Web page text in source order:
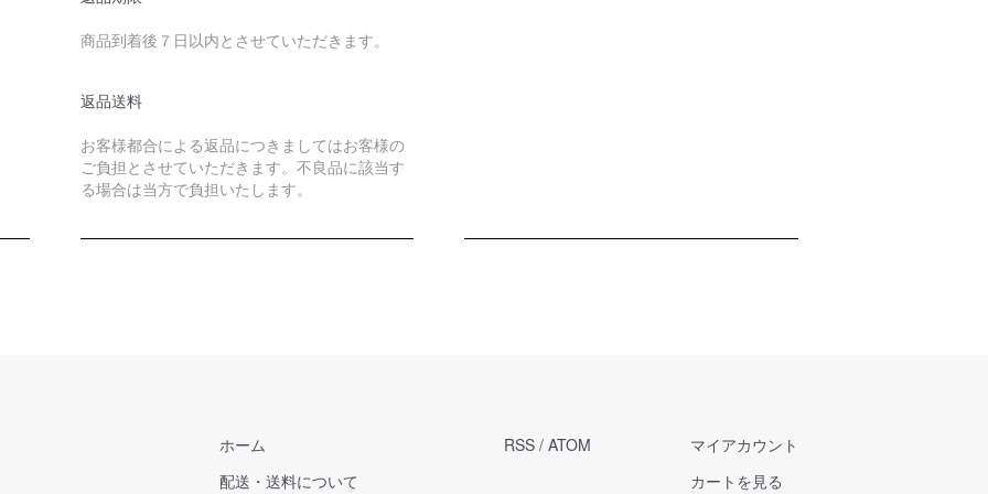
商品到着後７日以内とさせていただきます。
返品送料
お客様都合による返品につきましてはお客様の
ご負担とさせていただきます。不良品に該当す
る場合は当方で負担いたします。
ホーム
配送・送料について
RSS / ATOM
マイアカウント
カートを見る